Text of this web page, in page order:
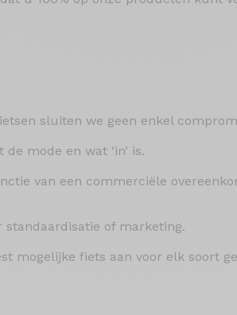
sluiten we geen enkel
mode en wat ‘in’ is.
van een commerciële
standaardisatie of marketing.
mogelijke fiets aan voor elk soort